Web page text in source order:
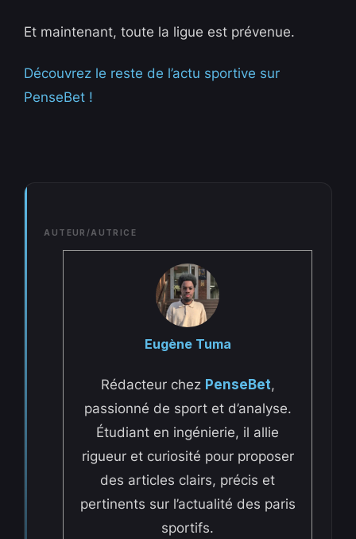
Et maintenant, toute la ligue est prévenue.
Découvrez le reste de l’actu sportive sur
PenseBet !
AUTEUR/AUTRICE
Eugène Tuma
Rédacteur chez PenseBet,
passionné de sport et d’analyse.
Étudiant en ingénierie, il allie
rigueur et curiosité pour proposer
des articles clairs, précis et
pertinents sur l’actualité des paris
sportifs.